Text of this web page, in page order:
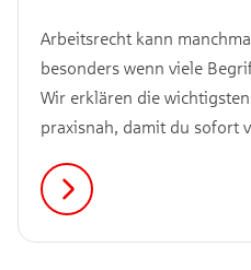
Arbeitsrecht kann
besonders wenn viele
Wir erklären die
praxisnah, damit du sofort
Navigation, um direkt zu
zu springen.